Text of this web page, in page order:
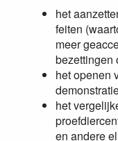
het
feiten
meer
bezettingen
het openen
het
en andere